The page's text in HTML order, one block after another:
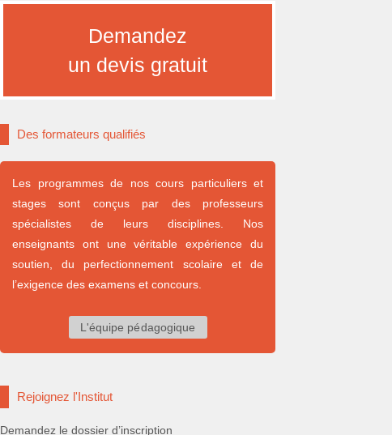
Demandez
un devis gratuit
Des formateurs qualifiés
Les programmes de nos cours particuliers et
stages sont conçus par des professeurs
spécialistes de leurs disciplines. Nos
enseignants ont une véritable expérience du
soutien, du perfectionnement scolaire et de
l’exigence des examens et concours.
L'équipe pédagogique
Rejoignez l'Institut
Demandez le dossier d’inscription